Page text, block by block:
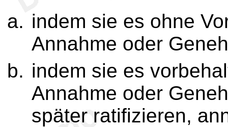
indem sie es ohne
Annahme oder
indem sie es
Annahme oder
später ratifizieren,